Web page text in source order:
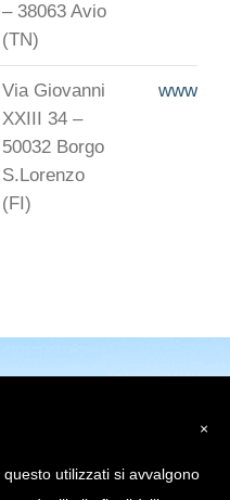
– 38063 Avio
(TN)
Via Giovanni
XXIII 34 –
50032 Borgo
S.Lorenzo
(FI)
Infrastrutture
32
×
utilizzati si avvalgono